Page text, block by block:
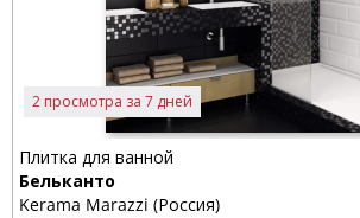
2 просмотра за 7 дней
Плитка для ванной
Бельканто
Kerama Marazzi (Россия)